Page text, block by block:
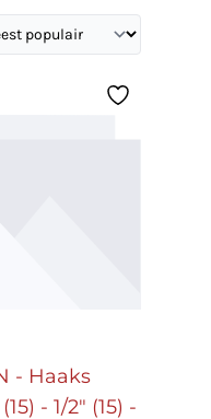
- Haaks
- 1/2" (15) -